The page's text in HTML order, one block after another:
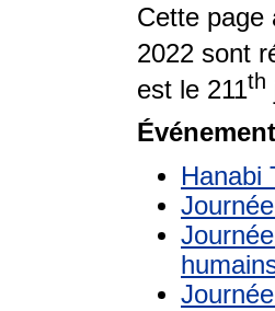
Cette page
2022 sont
est le 211th
Hanabi